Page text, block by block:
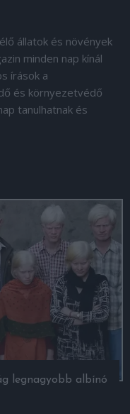
állatok és növények
minden nap kínál
írások a
és környezetvédő
tanulhatnak és
legnagyobb albínó